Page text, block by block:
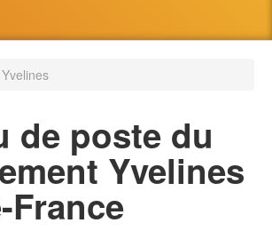
Yvelines
de poste du
Yvelines
France